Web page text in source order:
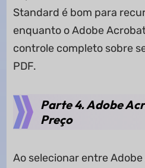
Standard é bom para
enquanto o Adobe
controle completo sobre
PDF.
Parte 4. Adobe
Preço
Ao selecionar entre